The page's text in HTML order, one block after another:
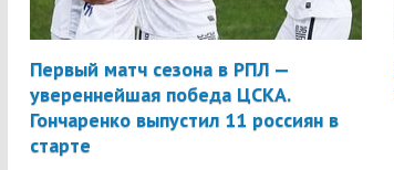
Первый матч сезона в РПЛ —
увереннейшая победа ЦСКА.
Гончаренко выпустил 11 россиян в
старте